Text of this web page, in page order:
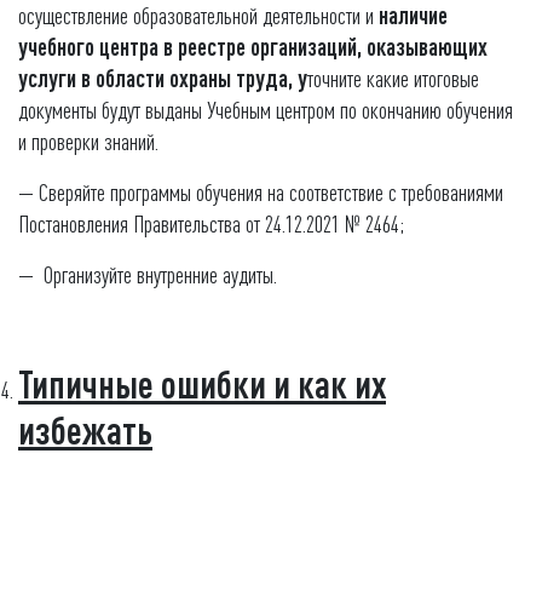
осуществление образовательной деятельности и наличие
учебного центра в реестре организаций, оказывающих
услуги в области охраны труда, уточните какие итоговые
документы будут выданы Учебным центром по окончанию обучения
и проверки знаний.
— Сверяйте программы обучения на соответствие с требованиями
Постановления Правительства от 24.12.2021 № 2464;
— Организуйте внутренние аудиты.
Типичные ошибки и как их
избежать